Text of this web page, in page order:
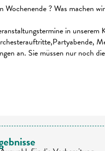
? Was machen
in unserem
an. Sie müssen nur noch